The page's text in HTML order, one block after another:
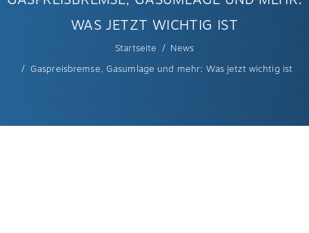
WAS JETZT WICHTIG IST
Startseite
News
Gaspreisbremse, Gasumlage und mehr: Was jetzt wichtig ist